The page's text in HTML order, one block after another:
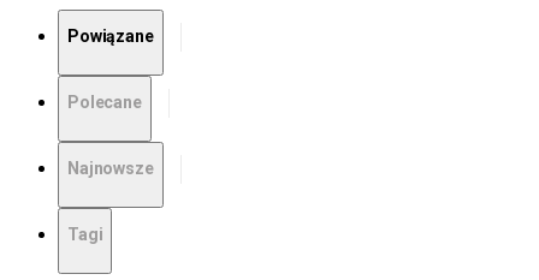
Powiązane
Polecane
Najnowsze
Tagi